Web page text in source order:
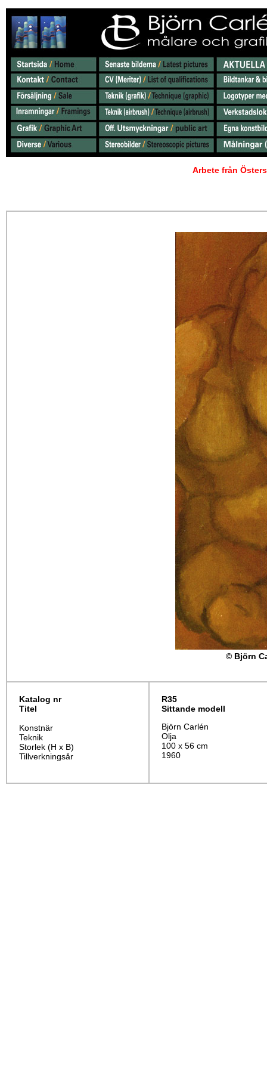
Arbete från
© Björn
Katalog nr
Titel
Konstnär
Teknik
Storlek (H x B)
Tillverkningsår
R35
Sittande modell
Björn Carlén
Olja
100 x 56 cm
1960